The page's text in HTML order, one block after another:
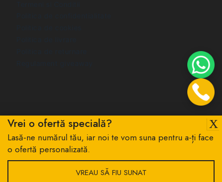
© 2026 Iris Optic - All Rights Reserved
Vrei o ofertă specială?
Lasă-ne numărul tău, iar noi te vom suna pentru a-ți face
o ofertă personalizată.
VREAU SĂ FIU SUNAT